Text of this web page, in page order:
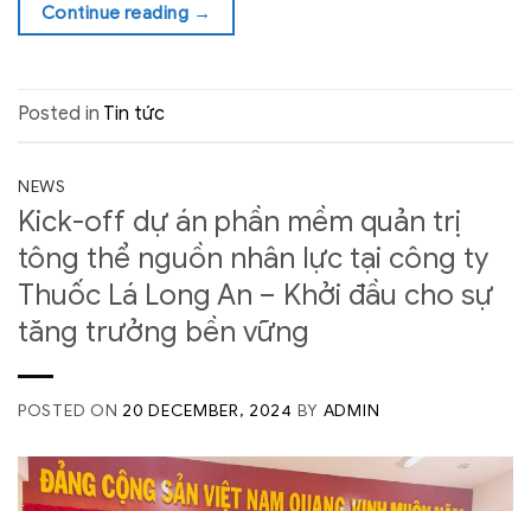
Continue reading →
Posted in Tin tức
NEWS
Kick-off dự án phần mềm quản trị
tông thể nguồn nhân lực tại công ty
Thuốc Lá Long An – Khởi đầu cho sự
tăng trưởng bền vững
POSTED ON 20 DECEMBER, 2024 BY ADMIN